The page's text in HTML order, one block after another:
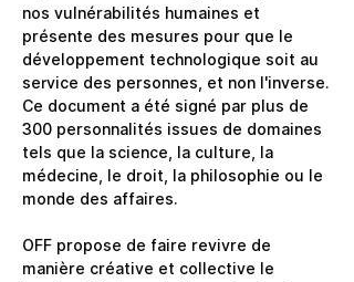
nos vulnérabilités humaines et
présente des mesures pour que le
développement technologique soit au
service des personnes, et non l'inverse.
Ce document a été signé par plus de
300 personnalités issues de domaines
tels que la science, la culture, la
médecine, le droit, la philosophie ou le
monde des affaires.
OFF propose de faire revivre de
manière créative et collective le